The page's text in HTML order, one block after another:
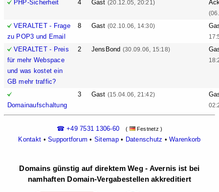
PHP-Sicherheit 4 Gast (20.12.05, 20:21)
VERALTET - Frage
zu POP3 und Email
8 Gast (02.10.06, 14:30)
VERALTET - Preis
für mehr Webspace
und was kostet ein
GB mehr traffic?
2 JensBond (30.09.06, 15:18)
Domainaufschaltung
3 Gast (15.04.06, 21:42)
☎ +49 7531 1306-60 ( Festnetz )
Kontakt •Supportforum • Sitemap• Datenschutz •Warenkorb
Domains günstig auf direktem Weg - Avernis ist bei
namhaften Domain-Vergabestellen akkreditiert